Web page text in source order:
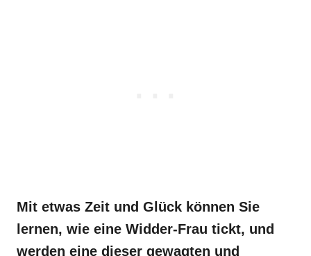
Mit etwas Zeit und Glück können Sie
lernen, wie eine Widder-Frau tickt, und
werden eine dieser gewagten und